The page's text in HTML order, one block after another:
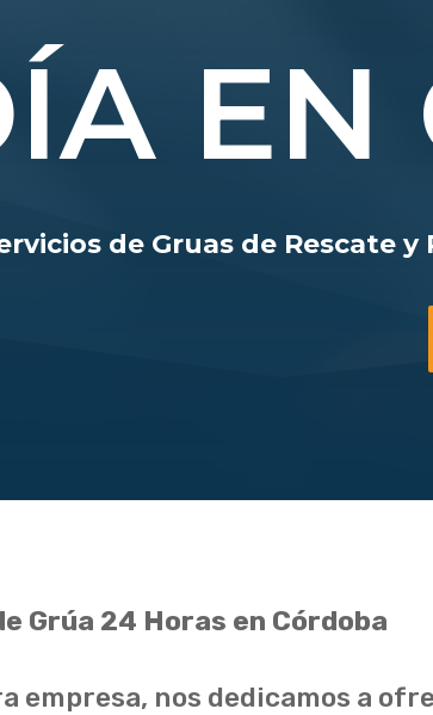
EN
de Gruas de Rescate
Grúa 24 Horas en Córdoba
empresa, nos dedicamos a